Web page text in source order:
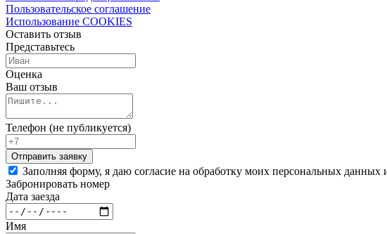
Пользовательское соглашение
Использование COOKIES
Оставить отзыв
Представьтесь
Оценка
Ваш отзыв
Телефон (не публикуется)
Заполняя форму, я даю согласие на обработку моих персональных
Забронировать номер
Дата заезда
Имя